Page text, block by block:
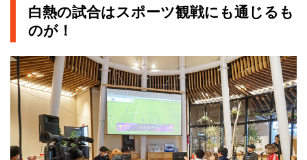
白熱の試合はスポーツ観戦にも通じるも
のが！